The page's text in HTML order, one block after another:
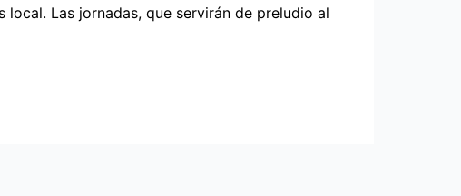
Las jornadas, que servirán de preludio al